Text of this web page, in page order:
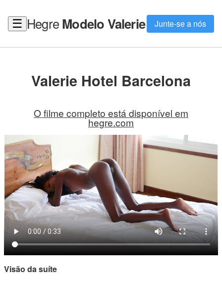
☰ HegreModelo Valerie Junte-se a nós
Valerie Hotel Barcelona
O filme completo está disponível em
hegre.com
Visão da suíte